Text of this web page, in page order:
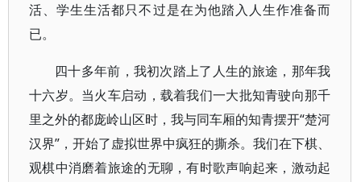
活、学生生活都只不过是在为他踏入人生作准备而
已。
四十多年前，我初次踏上了人生的旅途，那年我
十六岁。当火车启动，载着我们一大批知青驶向那千
里之外的都庞岭山区时，我与同车厢的知青摆开“楚河
汉界”，开始了虚拟世界中疯狂的撕杀。我们在下棋、
观棋中消磨着旅途的无聊，有时歌声响起来，激动起